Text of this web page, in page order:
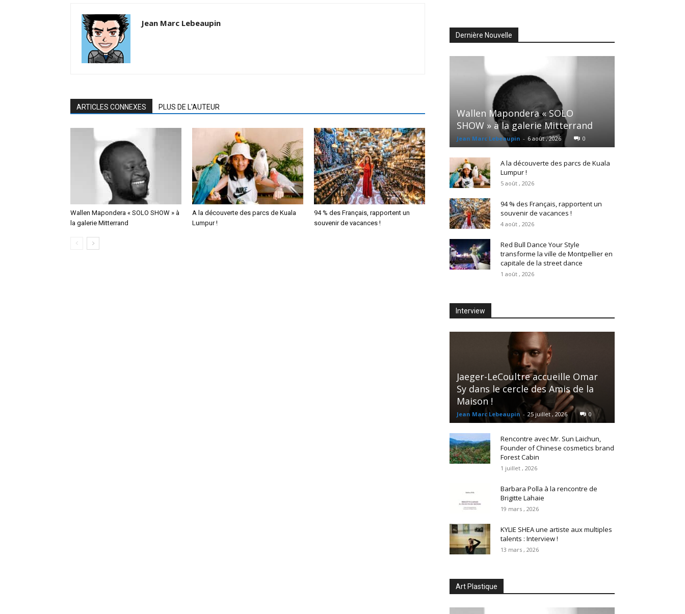
Jean Marc Lebeaupin
ARTICLES CONNEXES PLUS DE L'AUTEUR
Wallen Mapondera « SOLO SHOW » à
la galerie Mitterrand
A la découverte des parcs de Kuala
Lumpur !
94 % des Français, rapportent un
souvenir de vacances !
Dernière Nouvelle
Wallen Mapondera « SOLO
SHOW » à la galerie Mitterrand
Jean Marc Lebeaupin - 6 août , 2026 0
A la découverte des parcs de Kuala
Lumpur !
5 août , 2026
94 % des Français, rapportent un
souvenir de vacances !
4 août , 2026
Red Bull Dance Your Style
transforme la ville de Montpellier en
capitale de la street dance
1 août , 2026
Interview
Jaeger-LeCoultre accueille Omar
Sy dans le cercle des Amis de la
Maison !
Jean Marc Lebeaupin - 25 juillet , 2026 0
Rencontre avec Mr. Sun Laichun,
Founder of Chinese cosmetics brand
Forest Cabin
1 juillet , 2026
Barbara Polla à la rencontre de
Brigitte Lahaie
19 mars , 2026
KYLIE SHEA une artiste aux multiples
talents : Interview !
13 mars , 2026
Art Plastique